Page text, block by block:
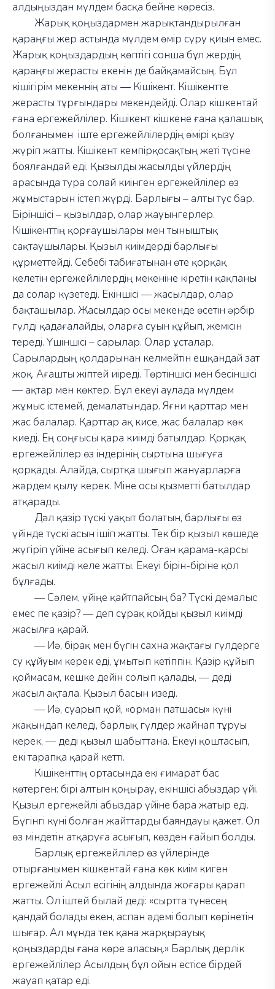
алдыңыздан мүлдем басқа бейне көресіз.
Жарық қоңыздармен жарықтандырылған
қараңғы жер астында мүлдем өмір сүру қиын емес.
Жарық қоңыздардың көптігі сонша бұл жердің
қараңғы жерасты екенін де байқамайсың. Бұл
кішігірім мекеннің аты — Кішікент. Кішікентте
жерасты тұрғындары мекендейді. Олар кішкентай
ғана ергежейлілер. Кішікент кішкене ғана қалашық
болғанымен іште ергежейлілердің өмірі қызу
жүріп жатты. Кішікент кемпірқосақтың жеті түсіне
боялғандай еді. Қызылды жасылды үйлердің
арасында тура солай киінген ергежейлілер өз
жұмыстарын істеп жүрді. Барлығы – алты түс бар.
Біріншісі – қызылдар, олар жауынгерлер.
Кішікенттің қорғаушылары мен тыныштық
сақтаушылары. Қызыл киімдерді барлығы
құрметтейді. Себебі табиғатынан өте қорқақ
келетін ергежейлілердің мекеніне кіретін қақпаны
да солар күзетеді. Екіншісі —жасылдар, олар
бақташылар. Жасылдар осы мекенде өсетін әрбір
гүлді қадағалайды, оларға суын құйып, жемісін
тереді. Үшіншісі – сарылар. Олар ұсталар.
Сарылардың қолдарынан келмейтін ешқандай зат
жоқ. Ағашты жіптей иіреді. Төртіншісі мен бесіншісі
— ақтар мен көктер. Бұл екеуі аулада мүлдем
жұмыс істемей, демалатындар. Яғни қарттар мен
жас балалар. Қарттар ақ кисе, жас балалар көк
киеді. Ең соңғысы қара киімді батылдар. Қорқақ
ергежейлілер өз індерінің сыртына шығуға
қорқады. Алайда, сыртқа шығып жануарларға
жәрдем қылу керек. Міне осы қызметті батылдар
атқарады.
Дәл қазір түскі уақыт болатын, барлығы өз
үйінде түскі асын ішіп жатты. Тек бір қызыл көшеде
жүгіріп үйіне асығып келеді. Оған қарама-қарсы
жасыл киімді келе жатты. Екеуі бірін-біріне қол
бұлғады.
— Сәлем, үйіңе қайтпайсың ба? Түскі демалыс
емес пе қазір?—деп сұрақ қойды қызыл киімді
жасылға қарай.
— Иә, бірақ мен бүгін сахна жақтағы гүлдерге
су құйуым керек еді, ұмытып кетіппін. Қазір құйып
қоймасам, кешке дейін солып қалады, —деді
жасыл ақтала. Қызыл басын изеді.
— Иә, суарып қой, «орман патшасы» күні
жақындап келеді, барлық гүлдер жайнап тұруы
керек, —деді қызыл шабыттана. Екеуі қоштасып,
екі тарапқа қарай кетті.
Кішікенттің ортасында екі ғимарат бас
көтерген: бірі алтын қоңырау, екіншісі абыздар үйі.
Қызыл ергежейлі абыздар үйіне бара жатыр еді.
Бүгінгі күні болған жайттарды баяндауы қажет. Ол
өз міндетін атқаруға асығып, көзден ғайып болды.
Барлық ергежейлілер өз үйлерінде
отырғанымен кішкентай ғана көк киім киген
ергежейлі Асыл есігінің алдында жоғары қарап
жатты. Ол іштей былай деді: «сыртта түнесең
қандай болады екен, аспан әдемі болып көрінетін
шығар. Ал мұнда тек қана жарқырауық
қоңыздарды ғана көре аласың.» Барлық дерлік
ергежейлілер Асылдың бұл ойын естісе бірдей
жауап қатар еді.